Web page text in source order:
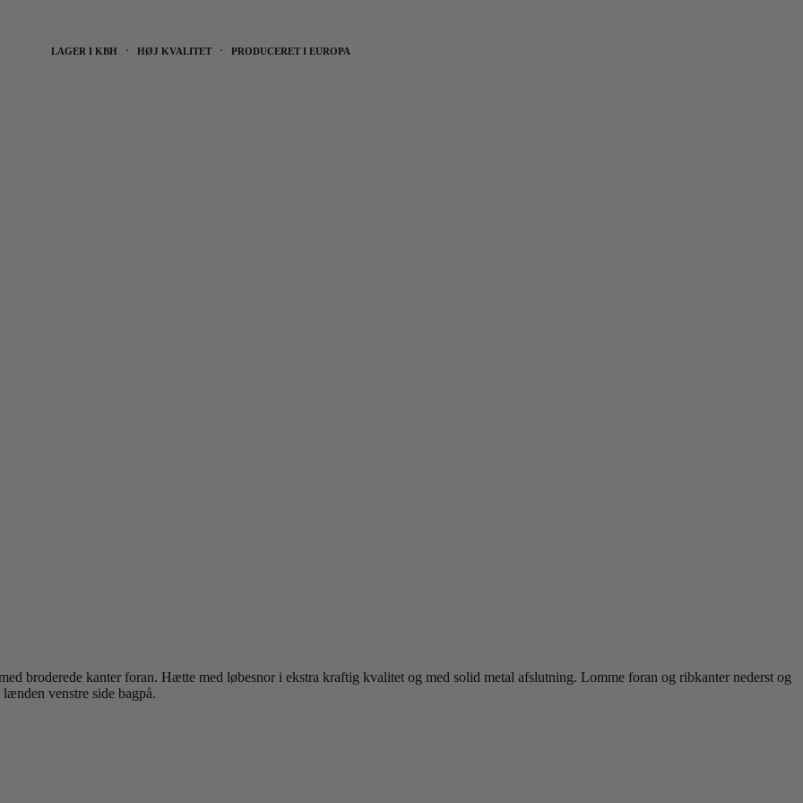
LAGER I KBH ⋅ HØJ KVALITET ⋅ PRODUCERET I EUROPA
broderede kanter foran. Hætte med løbesnor i ekstra kraftig kvalitet og med solid metal afslutning. Lomme foran og ribkanter nederst og
venstre side bagpå.